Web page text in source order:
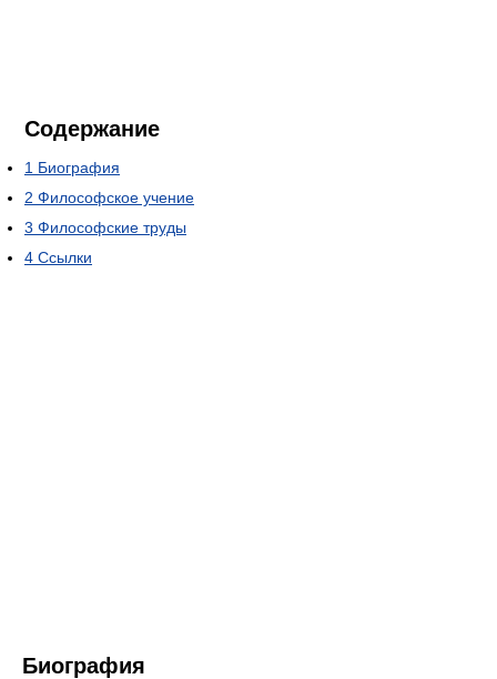
Содержание
1 Биография
2 Философское учение
3 Философские труды
4 Ссылки
Биография